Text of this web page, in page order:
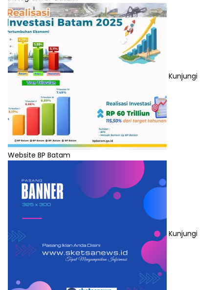
Kunjungi
Website BP Batam
Kunjungi